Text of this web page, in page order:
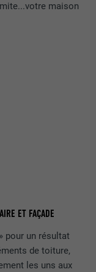
maison
ET FAÇADE
pour un résultat
de toiture,
les uns aux